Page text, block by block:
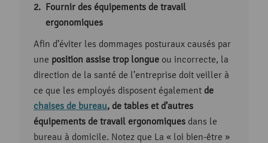
Fournir des équipements de travail
ergonomiques
Afin d’éviter les dommages posturaux causés par
une position assise trop longue ou incorrecte, la
direction de la santé de l’entreprise doit veiller à
ce que les employés disposent également de
chaises de bureau, de tables et d’autres
équipements de travail ergonomiques dans le
bureau à domicile. Notez que La « loi bien-être »